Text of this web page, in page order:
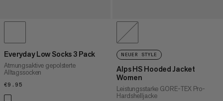
Everyday Low Socks 3 Pack
Atmungsaktive gepolsterte
Alltagssocken
€9.95
NEUER STYLE
Alps HS Hooded Jacket
Women
Leistungsstarke GORE-TEX Pro-
Hardshelljacke